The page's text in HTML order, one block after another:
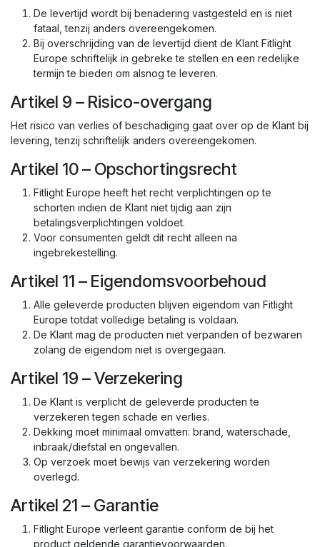
De levertijd wordt bij benadering vastgesteld en is niet
fataal, tenzij anders overeengekomen.
Bij overschrijding van de levertijd dient de Klant Fitlight
Europe schriftelijk in gebreke te stellen en een redelijke
termijn te bieden om alsnog te leveren.
Artikel 9 – Risico-overgang
Het risico van verlies of beschadiging gaat over op de Klant bij
levering, tenzij schriftelijk anders overeengekomen.
Artikel 10 – Opschortingsrecht
Fitlight Europe heeft het recht verplichtingen op te
schorten indien de Klant niet tijdig aan zijn
betalingsverplichtingen voldoet.
Voor consumenten geldt dit recht alleen na
ingebrekestelling.
Artikel 11 – Eigendomsvoorbehoud
Alle geleverde producten blijven eigendom van Fitlight
Europe totdat volledige betaling is voldaan.
De Klant mag de producten niet verpanden of bezwaren
zolang de eigendom niet is overgegaan.
Artikel 19 – Verzekering
De Klant is verplicht de geleverde producten te
verzekeren tegen schade en verlies.
Dekking moet minimaal omvatten: brand, waterschade,
inbraak/diefstal en ongevallen.
Op verzoek moet bewijs van verzekering worden
overlegd.
Artikel 21 – Garantie
Fitlight Europe verleent garantie conform de bij het
product geldende garantievoorwaarden.